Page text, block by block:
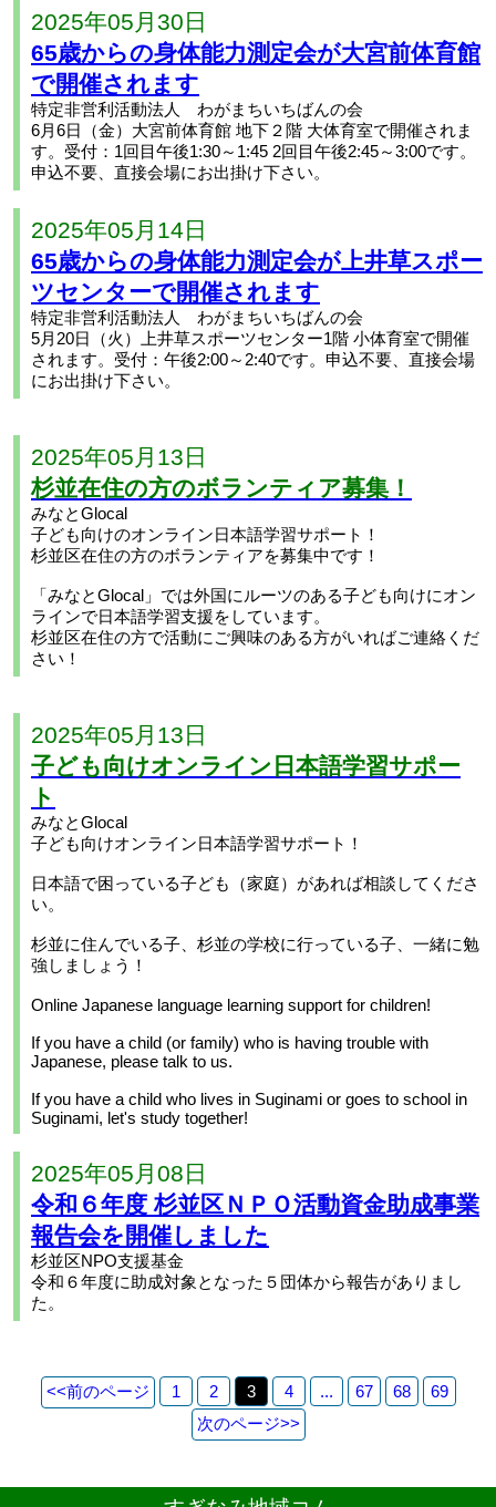
2025年05月30日
65歳からの身体能力測定会が大宮前体育館
で開催されます
特定非営利活動法人 わがまちいちばんの会
6月6日（金）大宮前体育館 地下２階 大体育室で開催されま
す。受付：1回目午後1:30～1:45 2回目午後2:45～3:00です。
申込不要、直接会場にお出掛け下さい。
2025年05月14日
65歳からの身体能力測定会が上井草スポー
ツセンターで開催されます
特定非営利活動法人 わがまちいちばんの会
5月20日（火）上井草スポーツセンター1階 小体育室で開催
されます。受付：午後2:00～2:40です。申込不要、直接会場
にお出掛け下さい。
2025年05月13日
杉並在住の方のボランティア募集！
みなとGlocal
子ども向けのオンライン日本語学習サポート！
杉並区在住の方のボランティアを募集中です！
「みなとGlocal」では外国にルーツのある子ども向けにオン
ラインで日本語学習支援をしています。
杉並区在住の方で活動にご興味のある方がいればご連絡くだ
さい！
2025年05月13日
子ども向けオンライン日本語学習サポー
ト
みなとGlocal
子ども向けオンライン日本語学習サポート！
日本語で困っている子ども（家庭）があれば相談してくださ
い。
杉並に住んでいる子、杉並の学校に行っている子、一緒に勉
強しましょう！
Online Japanese language learning support for children!
If you have a child (or family) who is having trouble with
Japanese, please talk to us.
If you have a child who lives in Suginami or goes to school in
Suginami, let's study together!
2025年05月08日
令和６年度 杉並区ＮＰＯ活動資金助成事業
報告会を開催しました
杉並区NPO支援基金
令和６年度に助成対象となった５団体から報告がありまし
た。
<<前のページ 1 2 3 4 ... 67 68
69
次のページ>>